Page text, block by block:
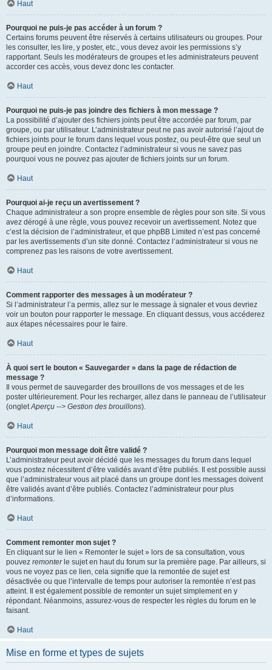
Haut
Pourquoi ne puis-je pas accéder à un forum ?
Certains forums peuvent être réservés à certains utilisateurs ou groupes. Pour
les consulter, les lire, y poster, etc., vous devez avoir les permissions s’y
rapportant. Seuls les modérateurs de groupes et les administrateurs peuvent
accorder ces accès, vous devez donc les contacter.
Haut
Pourquoi ne puis-je pas joindre des fichiers à mon message ?
La possibilité d’ajouter des fichiers joints peut être accordée par forum, par
groupe, ou par utilisateur. L’administrateur peut ne pas avoir autorisé l’ajout de
fichiers joints pour le forum dans lequel vous postez, ou peut-être que seul un
groupe peut en joindre. Contactez l’administrateur si vous ne savez pas
pourquoi vous ne pouvez pas ajouter de fichiers joints sur un forum.
Haut
Pourquoi ai-je reçu un avertissement ?
Chaque administrateur a son propre ensemble de règles pour son site. Si vous
avez dérogé à une règle, vous pouvez recevoir un avertissement. Notez que
c’est la décision de l’administrateur, et que phpBB Limited n’est pas concerné
par les avertissements d’un site donné. Contactez l’administrateur si vous ne
comprenez pas les raisons de votre avertissement.
Haut
Comment rapporter des messages à un modérateur ?
Si l’administrateur l’a permis, allez sur le message à signaler et vous devriez
voir un bouton pour rapporter le message. En cliquant dessus, vous accéderez
aux étapes nécessaires pour le faire.
Haut
À quoi sert le bouton « Sauvegarder » dans la page de rédaction de
message ?
Il vous permet de sauvegarder des brouillons de vos messages et de les
poster ultérieurement. Pour les recharger, allez dans le panneau de l’utilisateur
(ongletAperçu --> Gestion des brouillons).
Haut
Pourquoi mon message doit être validé ?
L’administrateur peut avoir décidé que les messages du forum dans lequel
vous postez nécessitent d’être validés avant d’être publiés. Il est possible aussi
que l’administrateur vous ait placé dans un groupe dont les messages doivent
être validés avant d’être publiés. Contactez l’administrateur pour plus
d’informations.
Haut
Comment remonter mon sujet ?
En cliquant sur le lien « Remonter le sujet » lors de sa consultation, vous
pouvez remonterle sujet en haut du forum sur la première page. Par ailleurs, si
vous ne voyez pas ce lien, cela signifie que la remontée de sujet est
désactivée ou que l’intervalle de temps pour autoriser la remontée n’est pas
atteint. Il est également possible de remonter un sujet simplement en y
répondant. Néanmoins, assurez-vous de respecter les règles du forum en le
faisant.
Haut
Mise en forme et types de sujets